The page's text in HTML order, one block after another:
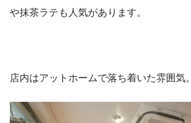
や抹茶ラテも人気があります。
店内はアットホームで落ち着いた雰囲気。